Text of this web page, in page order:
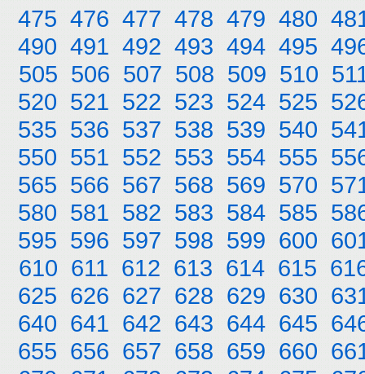
475 476 477 478 479 480
490 491 492 493 494 495
505 506 507 508 509 510
520 521 522 523 524 525
535 536 537 538 539 540
550 551 552 553 554 555
565 566 567 568 569 570
580 581 582 583 584 585
595 596 597 598 599 600
610 611 612 613 614 615
625 626 627 628 629 630
640 641 642 643 644 645
655 656 657 658 659 660